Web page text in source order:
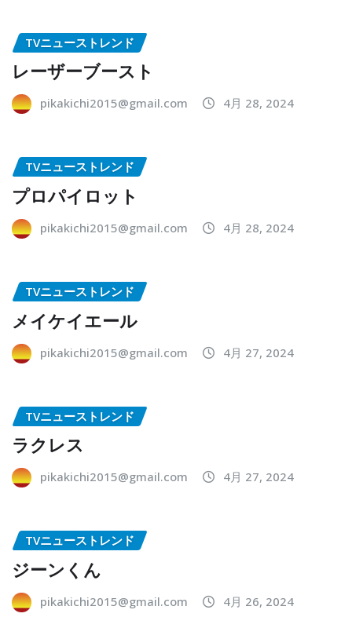
TVニューストレンド
レーザーブースト
pikakichi2015@gmail.com 4月 28, 2024
TVニューストレンド
プロパイロット
pikakichi2015@gmail.com 4月 28, 2024
TVニューストレンド
メイケイエール
pikakichi2015@gmail.com 4月 27, 2024
TVニューストレンド
ラクレス
pikakichi2015@gmail.com 4月 27, 2024
TVニューストレンド
ジーンくん
pikakichi2015@gmail.com 4月 26, 2024